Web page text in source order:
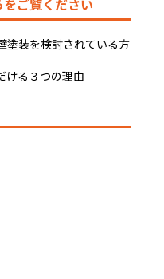
塗装を検討されている方
ける３つの理由